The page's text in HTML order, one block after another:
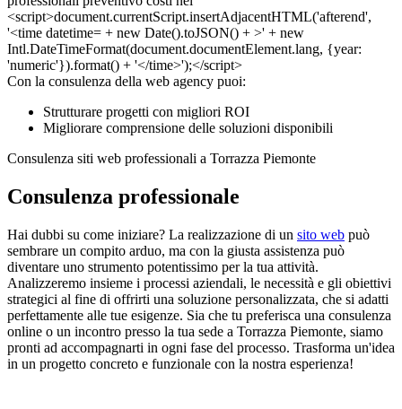
Con la consulenza della web agency puoi:
Strutturare progetti con migliori ROI
Migliorare comprensione delle soluzioni disponibili
Consulenza siti web professionali a Torrazza Piemonte
Consulenza professionale
Hai dubbi su come iniziare? La realizzazione di un sito web può
sembrare un compito arduo, ma con la giusta assistenza può
diventare uno strumento potentissimo per la tua attività.
Analizzeremo insieme i processi aziendali, le necessità e gli obiettivi
strategici al fine di offrirti una soluzione personalizzata, che si adatti
perfettamente alle tue esigenze. Sia che tu preferisca una consulenza
online o un incontro presso la tua sede a Torrazza Piemonte, siamo
pronti ad accompagnarti in ogni fase del processo. Trasforma un'idea
in un progetto concreto e funzionale con la nostra esperienza!